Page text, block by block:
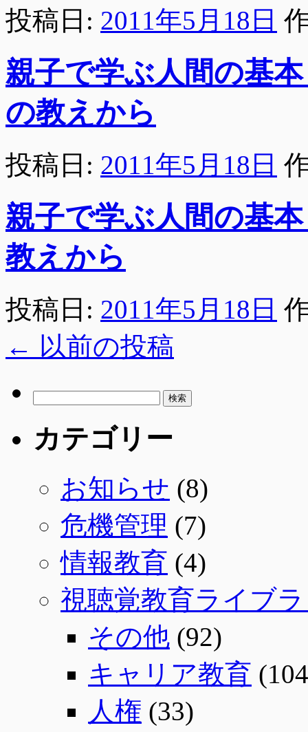
投稿日: 2011年5月18日
親子で学ぶ人間の基
の教えから
投稿日: 2011年5月18日
親子で学ぶ人間の基
教えから
投稿日: 2011年5月18日
← 以前の投稿
カテゴリー
お知らせ (8)
危機管理 (7)
情報教育 (4)
視聴覚教育ライブ
その他 (92)
キャリア教育
人権 (33)